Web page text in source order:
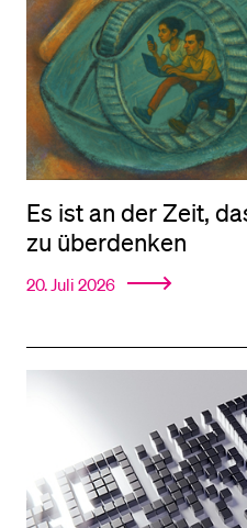
Es ist an der Zeit,
zu überdenken
20. Juli 2026